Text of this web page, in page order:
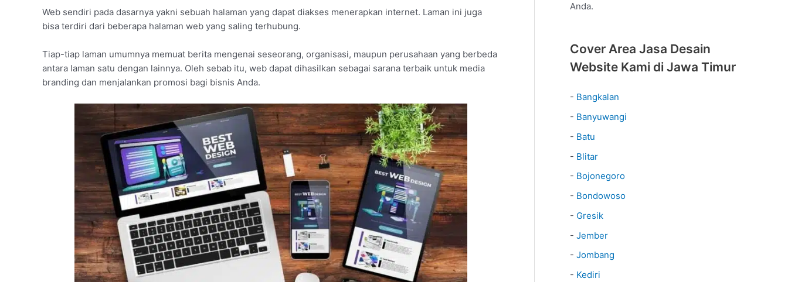
Web sendiri pada dasarnya yakni sebuah halaman yang dapat diakses menerapkan internet. Laman ini juga
bisa terdiri dari beberapa halaman web yang saling terhubung.
Tiap-tiap laman umumnya memuat berita mengenai seseorang, organisasi, maupun perusahaan yang berbeda
antara laman satu dengan lainnya. Oleh sebab itu, web dapat dihasilkan sebagai sarana terbaik untuk media
branding dan menjalankan promosi bagi bisnis Anda.
Anda.
Cover Area Jasa Desain
Website Kami di Jawa Timur
- Bangkalan
- Banyuwangi
- Batu
- Blitar
- Bojonegoro
- Bondowoso
- Gresik
- Jember
- Jombang
- Kediri